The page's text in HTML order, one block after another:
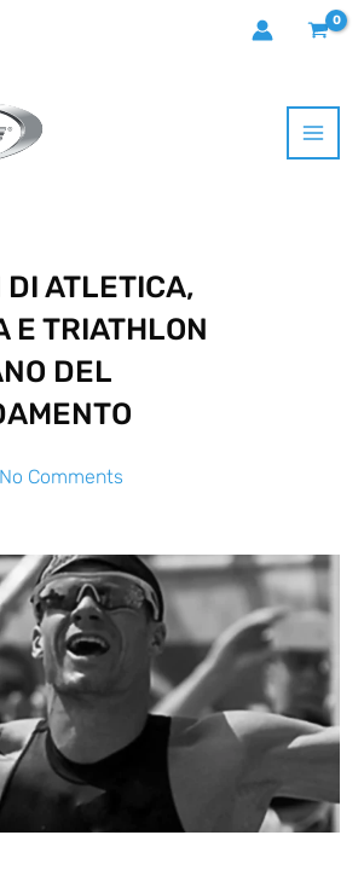
ATLETICA,
E TRIATHLON
DEL
No Comments